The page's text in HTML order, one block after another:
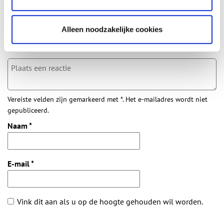
Alleen noodzakelijke cookies
Aanvullingen
Vereiste velden zijn gemarkeerd met *. Het e-mailadres wordt niet
gepubliceerd.
Naam *
E-mail*
Vink dit aan als u op de hoogte gehouden wil worden.